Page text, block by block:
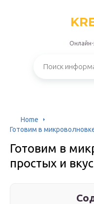
Онлайн-
Home
Готовим в
Готовим в
простых и